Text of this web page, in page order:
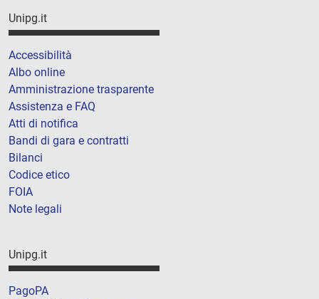
Unipg.it
Accessibilità
Albo online
Amministrazione trasparente
Assistenza e FAQ
Atti di notifica
Bandi di gara e contratti
Bilanci
Codice etico
FOIA
Note legali
Unipg.it
PagoPA